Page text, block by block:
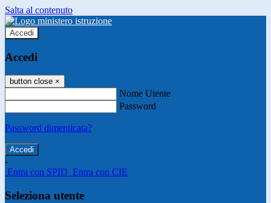
Salta al contenuto
Accedi
Accedi
button close ×
Nome Utente
Password
Password dimenticata?
-
Entra con SPID Entra con CIE
Seleziona utente